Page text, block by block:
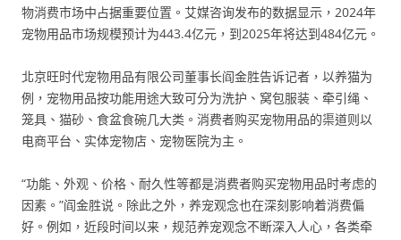
物消费市场中占据重要位置。艾媒咨询发布的数据显示，2024年
宠物用品市场规模预计为443.4亿元，到2025年将达到484亿元。
北京旺时代宠物用品有限公司董事长阎金胜告诉记者，以养猫为
例，宠物用品按功能用途大致可分为洗护、窝包服装、牵引绳、
笼具、猫砂、食盆食碗几大类。消费者购买宠物用品的渠道则以
电商平台、实体宠物店、宠物医院为主。
“功能、外观、价格、耐久性等都是消费者购买宠物用品时考虑的
因素。”阎金胜说。除此之外，养宠观念也在深刻影响着消费偏
好。例如，近段时间以来，规范养宠观念不断深入人心，各类牵